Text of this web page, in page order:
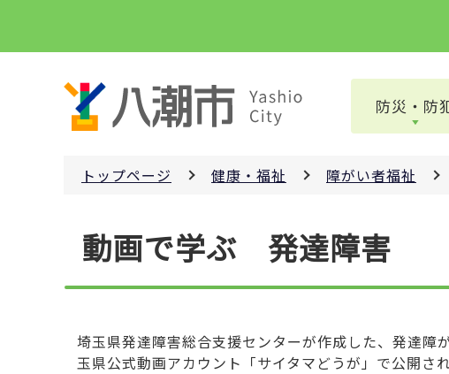
ペ
防災・防
トップページ 健康・福祉 障がい者福祉
動画で学ぶ 発達障害
埼玉県発達障害総合支援センターが作成した、発達
玉県公式動画アカウント「サイタマどうが」で公開さ